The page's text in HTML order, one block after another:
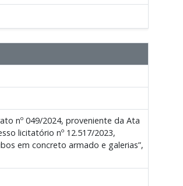
nº 049/2024, proveniente da Ata
licitatório nº 12.517/2023,
em concreto armado e galerias”,